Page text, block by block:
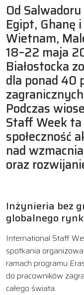
Od
Egipt, Ghanę
Wietnam,
18–22 maja
Białostocka
dla ponad 40
Podczas
Staff Week
społeczność
nad
oraz
Inżynieria bez
globalnego
International Staff
spotkania
ramach programu
do pracowników
całego świata.